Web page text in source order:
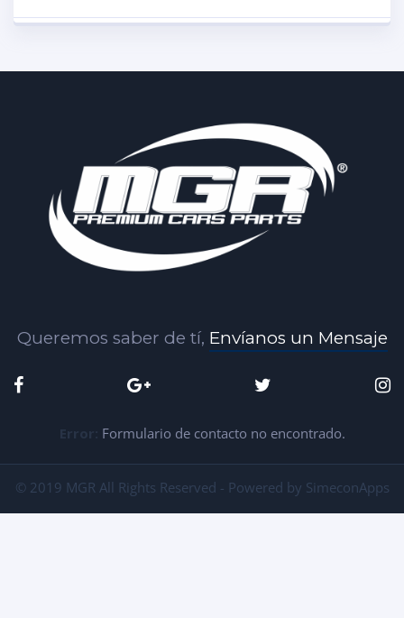
Queremos saber de tí, Envíanos un Mensaje
Error: Formulario de contacto no encontrado.
© 2019 MGR All Rights Reserved - Powered by SimeconApps